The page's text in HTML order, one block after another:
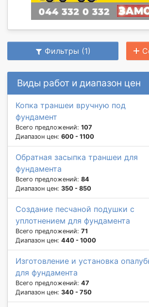
Фильтры (1)
Виды работ и диапазон цен
Копка траншеи вручную под
фундамент
Всего предложений: 107
Диапазон цен: 600 - 1100
Обратная засыпка траншеи для
фундамента
Всего предложений: 84
Диапазон цен: 350 - 850
Создание песчаной подушки с
уплотнением для фундамента
Всего предложений: 71
Диапазон цен: 440 - 1000
Изготовление и установка
для фундамента
Всего предложений: 47
Диапазон цен: 340 - 750